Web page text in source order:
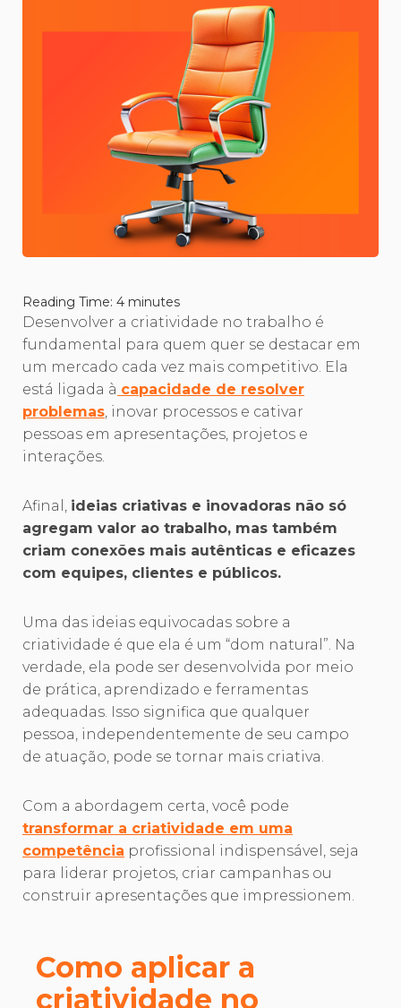
Reading Time: 4 minutes
Desenvolver a criatividade no trabalho é
fundamental para quem quer se destacar em
um mercado cada vez mais competitivo. Ela
está ligada à capacidade de resolver
problemas, inovar processos e cativar
pessoas em apresentações, projetos e
interações.
Afinal, ideias criativas e inovadoras não só
agregam valor ao trabalho, mas também
criam conexões mais autênticas e eficazes
com equipes, clientes e públicos.
Uma das ideias equivocadas sobre a
criatividade é que ela é um “dom natural”. Na
verdade, ela pode ser desenvolvida por meio
de prática, aprendizado e ferramentas
adequadas. Isso significa que qualquer
pessoa, independentemente de seu campo
de atuação, pode se tornar mais criativa.
Com a abordagem certa, você pode
transformar a criatividade em uma
competência profissional indispensável, seja
para liderar projetos, criar campanhas ou
construir apresentações que impressionem.
Como aplicar a
criatividade no